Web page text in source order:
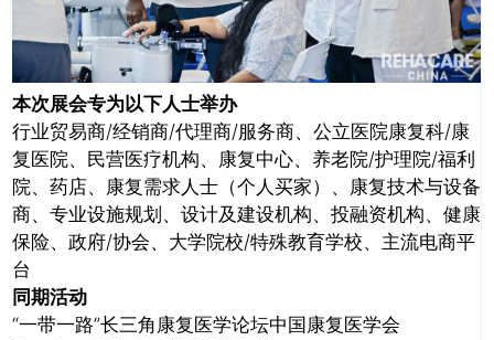
本次展会专为以下人士举办
行业贸易商/经销商/代理商/服务商、公立医院康复科/康
复医院、民营医疗机构、康复中心、养老院/护理院/福利
院、药店、康复需求人士（个人买家）、康复技术与设备
商、专业设施规划、设计及建设机构、投融资机构、健康
保险、政府/协会、大学院校/特殊教育学校、主流电商平
台
同期活动
“一带一路”长三角康复医学论坛中国康复医学会